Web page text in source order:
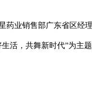
药业销售部广东省区经
活，共舞新时代”为主